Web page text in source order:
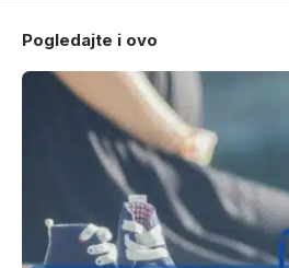
Pogledajte i ovo